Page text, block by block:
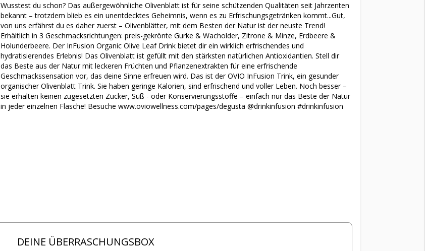
Wusstest du schon? Das außergewöhnliche Olivenblatt ist für seine schützenden Qualitäten seit Jahrzenten
bekannt – trotzdem blieb es ein unentdecktes Geheimnis, wenn es zu Erfrischungsgetränken kommt...Gut,
von uns erfährst du es daher zuerst – Olivenblätter, mit dem Besten der Natur ist der neuste Trend!
Erhältlich in 3 Geschmacksrichtungen: preis-gekrönte Gurke & Wacholder, Zitrone & Minze, Erdbeere &
Holunderbeere. Der InFusion Organic Olive Leaf Drink bietet dir ein wirklich erfrischendes und
hydratisierendes Erlebnis! Das Olivenblatt ist gefüllt mit den stärksten natürlichen Antioxidantien. Stell dir
das Beste aus der Natur mit leckeren Früchten und Pflanzenextrakten für eine erfrischende
Geschmackssensation vor, das deine Sinne erfreuen wird. Das ist der OVIO InFusion Trink, ein gesunder
organischer Olivenblatt Trink. Sie haben geringe Kalorien, sind erfrischend und voller Leben. Noch besser –
sie erhalten keinen zugesetzten Zucker, Süß - oder Konservierungsstoffe – einfach nur das Beste der Natur
in jeder einzelnen Flasche! Besuche www.oviowellness.com/pages/degusta @drinkinfusion #drinkinfusion
DEINE ÜBERRASCHUNGSBOX